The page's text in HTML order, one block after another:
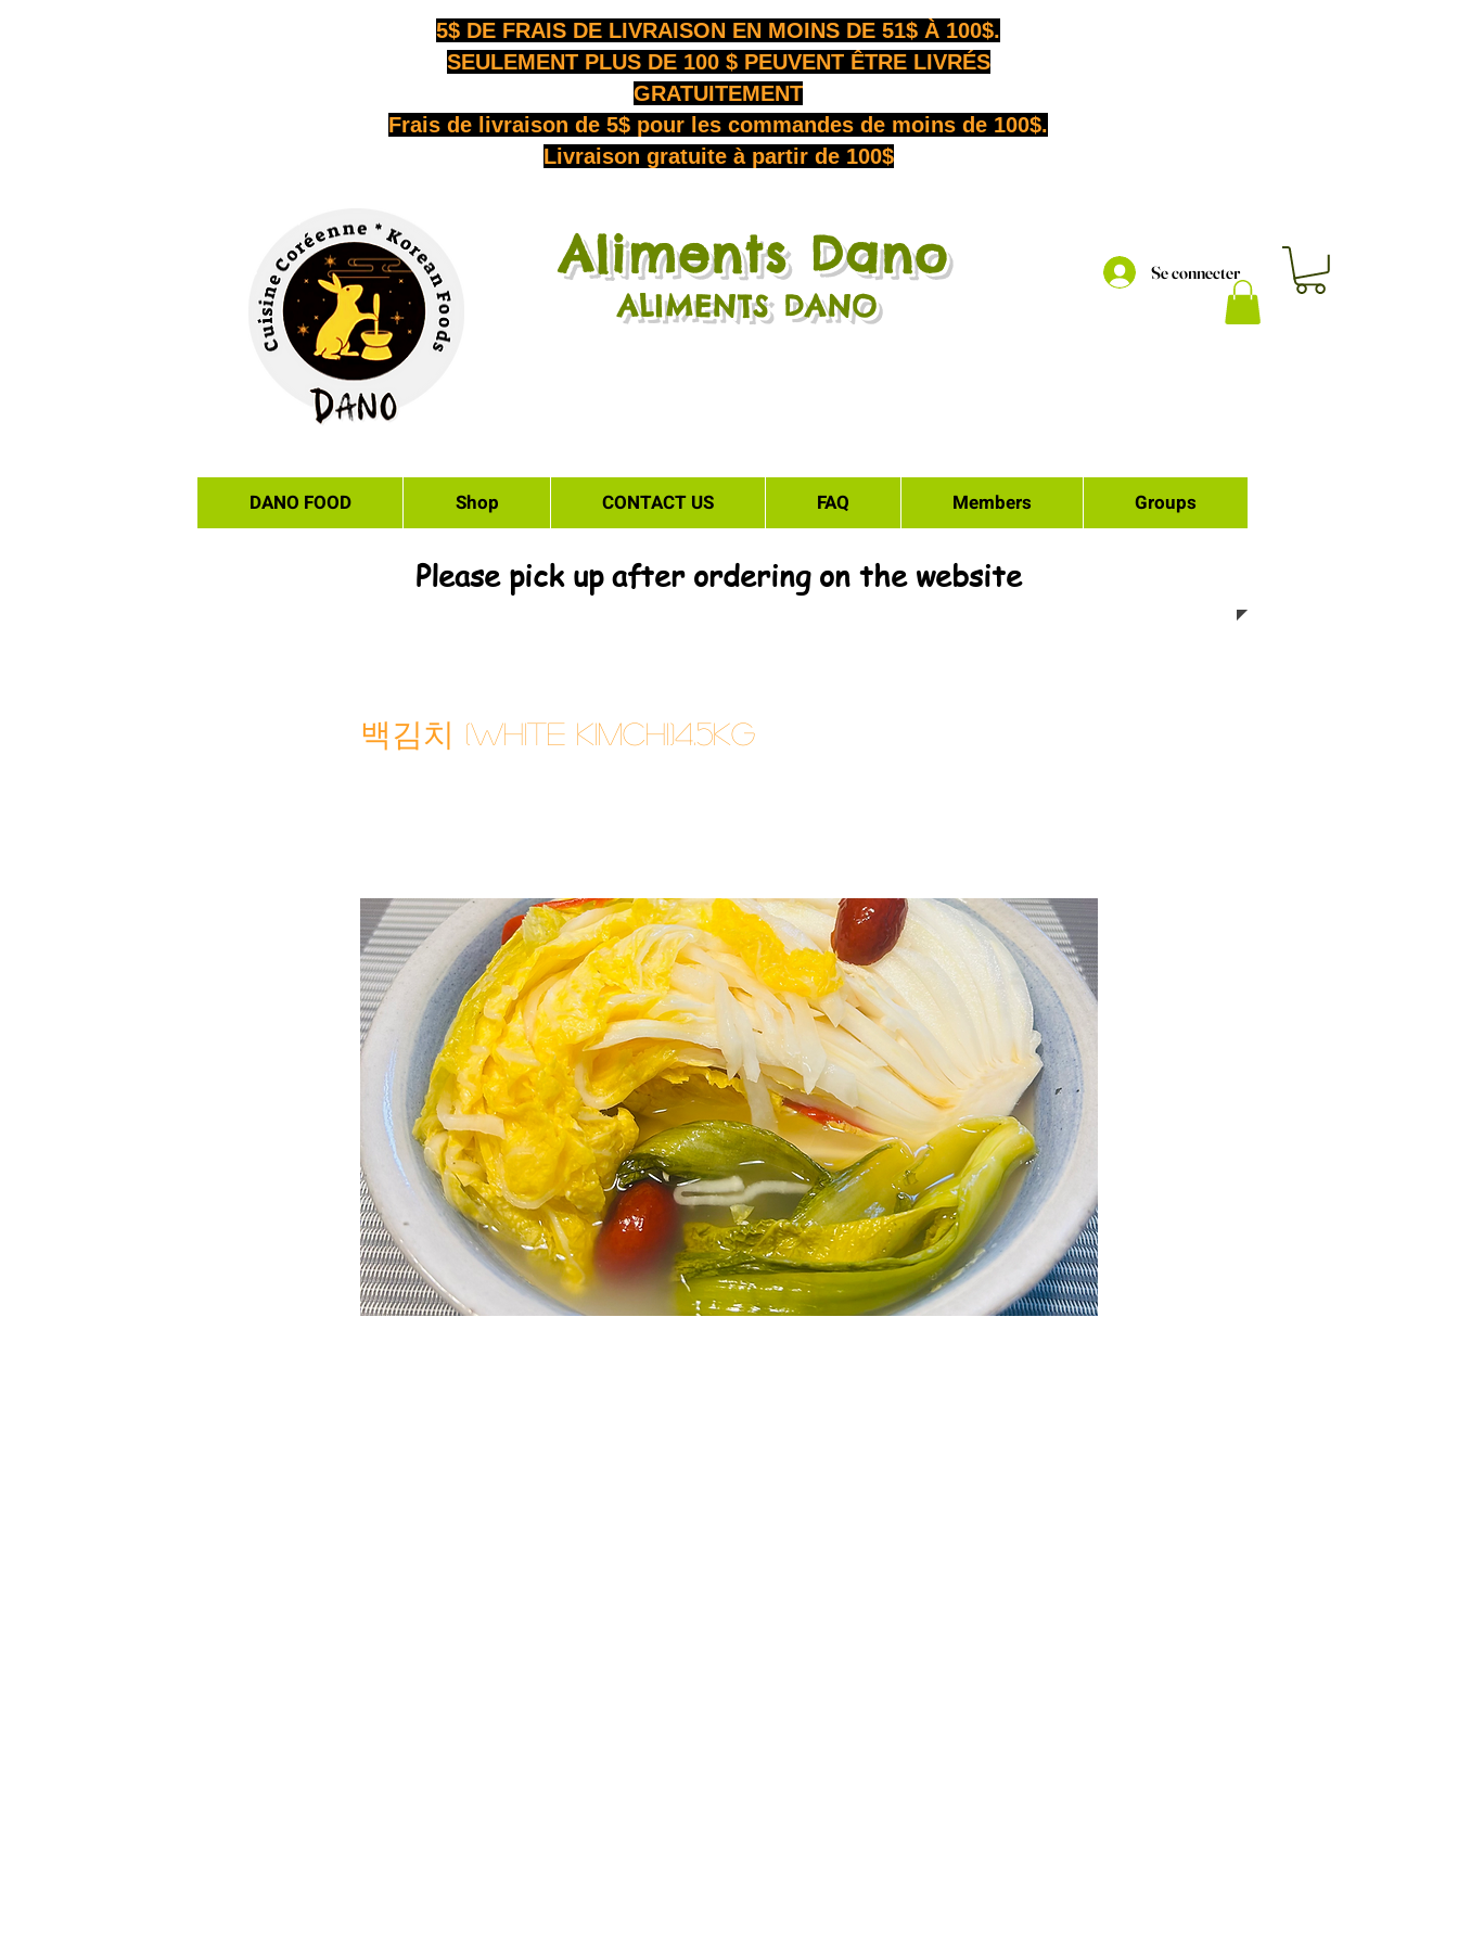
5$ DE FRAIS DE LIVRAISON EN MOINS DE 51$ À 100$.
SEULEMENT PLUS DE 100 $ PEUVENT ÊTRE LIVRÉS
GRATUITEMENT
Frais de livraison de 5$ pour les commandes de moins de 100$.
Livraison gratuite à partir de 100$
​Aliments Dano
ALIMENTS DANO
Se connecter
DANO FOOD Shop CONTACT US FAQ Members Groups
Please pick up after ordering on the website
백김치 (White Kimchi)4.5kg